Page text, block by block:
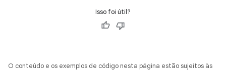
Isso foi útil?
O conteúdo e os exemplos de código nesta página estão sujeitos às